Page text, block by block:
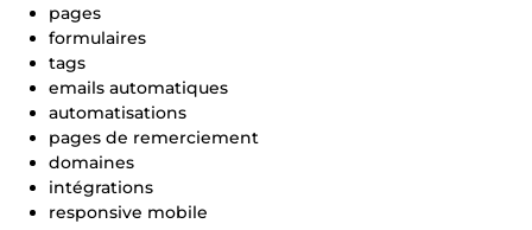
pages
formulaires
tags
emails automatiques
automatisations
pages de remerciement
domaines
intégrations
responsive mobile